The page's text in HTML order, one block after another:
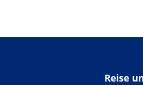
Reise